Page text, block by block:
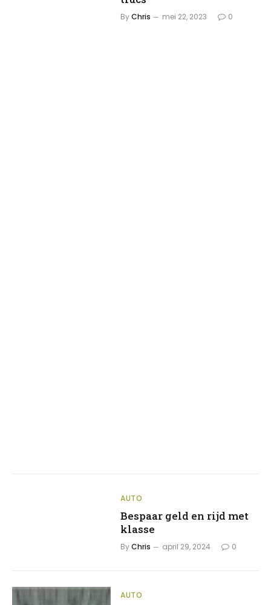
ByChris mei 22, 2023 0
AUTO
Bespaar geld en rijd met
klasse
ByChris april 29, 2024 0
AUTO